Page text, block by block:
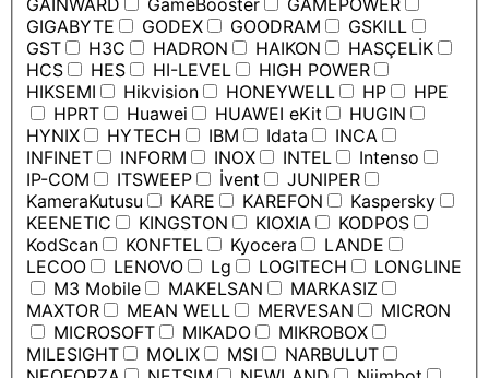
GAINWARD
GameBooster
GAMEPOWER
GIGABYTE
GODEX GOODRAM
GSKILL
GST
H3C HADRON HAIKON
HASÇELİK
HCS
HES HI-LEVEL
HIGH POWER
HIKSEMI
Hikvision HONEYWELL HP
HPE
HPRT
Huawei HUAWEI eKit
HUGIN
HYNIX
HYTECH IBM Idata
INCA
INFINET
INFORM INOX INTEL
Intenso
IP-COM
ITSWEEP İvent
JUNIPER
KameraKutusu
KARE KAREFON
Kaspersky
KEENETIC
KINGSTON KIOXIA
KODPOS
KodScan
KONFTEL Kyocera
LANDE
LECOO
LENOVO Lg LOGITECH
LONGLINE
M3 Mobile
MAKELSAN
MARKASIZ
MAXTOR
MEAN WELL MERVESAN
MICRON
MICROSOFT
MIKADO
MIKROBOX
MILESIGHT
MOLIX MSI
NARBULUT